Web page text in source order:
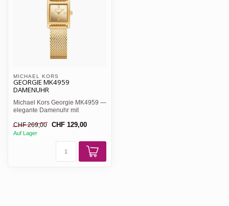
MICHAEL KORS
GEORGIE MK4959
DAMENUHR
Michael Kors Georgie MK4959 —
elegante Damenuhr mit
CHF 269,00
CHF 129,00
Auf Lager